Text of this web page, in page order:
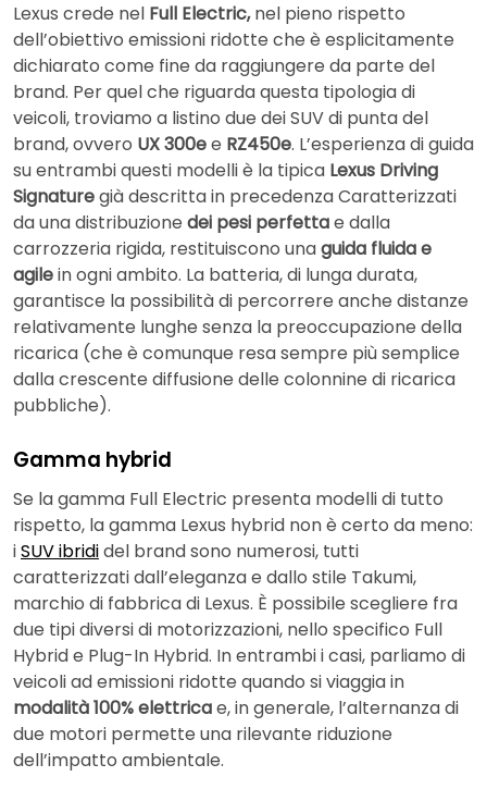
Lexus crede nel Full Electric,nel pieno rispetto
dell’obiettivo emissioni ridotte che è esplicitamente
dichiarato come fine da raggiungere da parte del
brand. Per quel che riguarda questa tipologia di
veicoli, troviamo a listino due dei SUV di punta del
brand, ovvero UX 300ee RZ450e. L’esperienza di guida
su entrambi questi modelli è la tipica Lexus Driving
Signaturegià descritta in precedenza Caratterizzati
da una distribuzione dei pesi perfettae dalla
carrozzeria rigida, restituiscono unaguida fluida e
agilein ogni ambito. La batteria, di lunga durata,
garantisce la possibilità di percorrere anche distanze
relativamente lunghe senza la preoccupazione della
ricarica (che è comunque resa sempre più semplice
dalla crescente diffusione delle colonnine di ricarica
pubbliche).
Gamma hybrid
Se la gamma Full Electric presenta modelli di tutto
rispetto, la gamma Lexus hybrid non è certo da meno:
iSUV ibrididel brand sono numerosi, tutti
caratterizzati dall’eleganza e dallo stile Takumi,
marchio di fabbrica di Lexus. È possibile scegliere fra
due tipi diversi di motorizzazioni, nello specifico Full
Hybrid e Plug-In Hybrid. In entrambi i casi, parliamo di
veicoli ad emissioni ridotte quando si viaggia in
modalità 100% elettricae, in generale, l’alternanza di
due motori permette una rilevante riduzione
dell’impatto ambientale.